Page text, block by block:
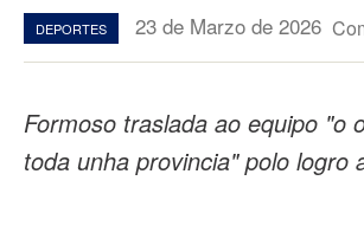
DEPORTES 23 de Marzo de 2026
Formoso traslada ao equipo "o
toda unha provincia" polo logro